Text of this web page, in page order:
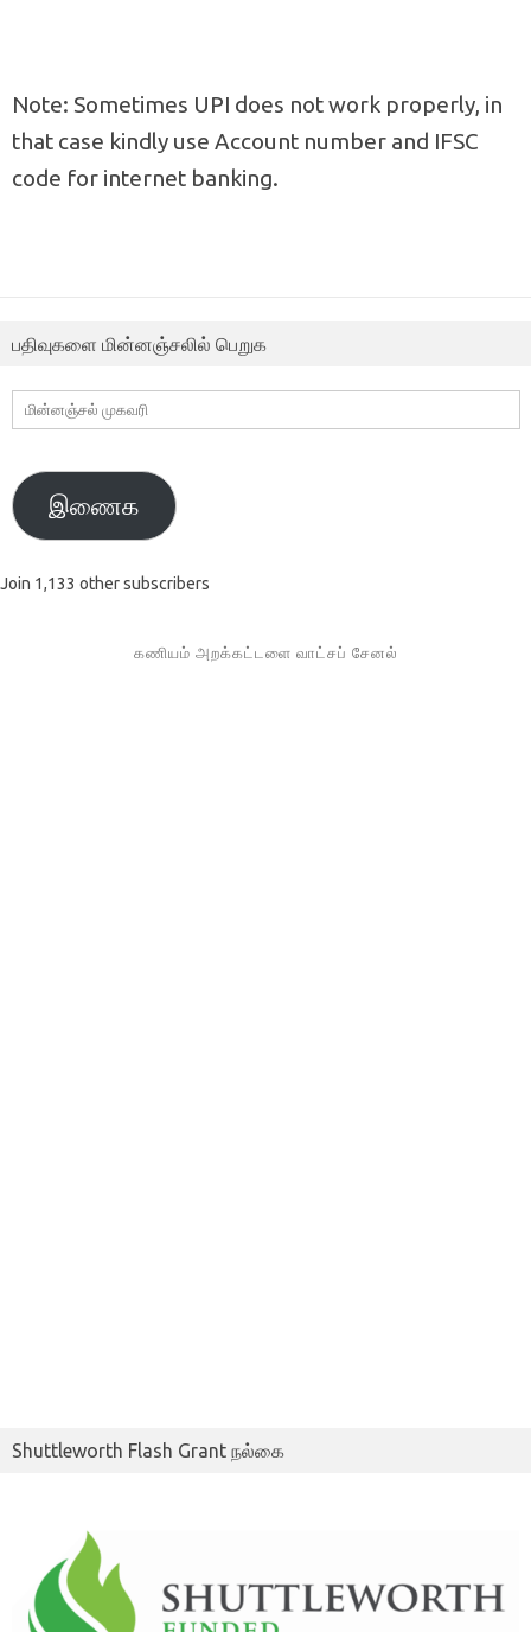
Note: Sometimes UPI does not work properly, in
that case kindly use Account number and IFSC
code for internet banking.
பதிவுகளை மின்னஞ்சலில் பெறுக
மின்னஞ்சல்
முகவரி
இணைக
Join 1,133 other subscribers
கணியம் அறக்கட்டளை வாட்சப் சேனல்
Shuttleworth Flash Grant நல்கை